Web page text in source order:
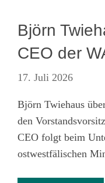
Björn
CEO der
17. Juli 2026
Björn Twiehaus
den
CEO folgt beim
ostwestfälischen